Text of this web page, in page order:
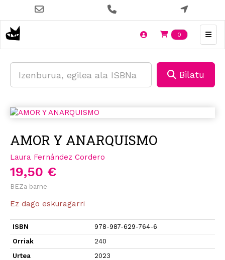
main
content
0 Items en
Bilatu
AMOR Y ANARQUISMO
Laura Fernández Cordero
19,50 €
BEZa barne
Ez dago eskuragarri
ISBN
978-987-629-764-6
Orriak
240
Urtea
2023